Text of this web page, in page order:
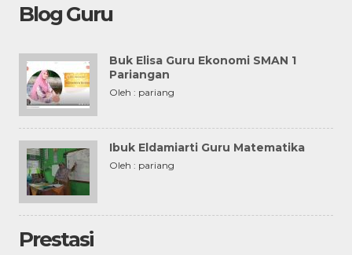
Blog Guru
Buk Elisa Guru Ekonomi SMAN 1
Pariangan
Oleh : pariang
Ibuk Eldamiarti Guru Matematika
Oleh : pariang
Prestasi